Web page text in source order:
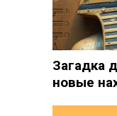
Загадка
новые